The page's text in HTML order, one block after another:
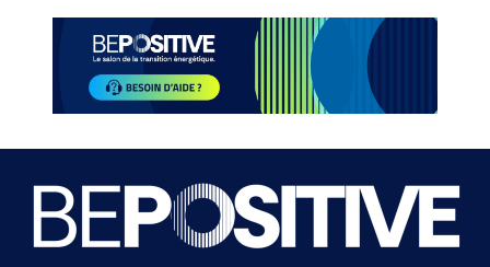
Paragraphes
Paragraphes